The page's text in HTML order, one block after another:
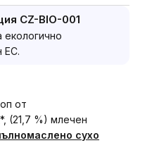
CZ-BIO-001
ЕС.
от
(21,7 %) млечен
сухо